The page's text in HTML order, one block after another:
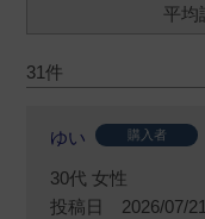
31
ゆい 購入者
30代 女性
投稿日
2026/07/21